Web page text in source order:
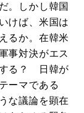
。しかし韓国
けば、米国は
るか。在韓米
事対決がエス
する？ 日韓が
ーマである
な議論を顕在